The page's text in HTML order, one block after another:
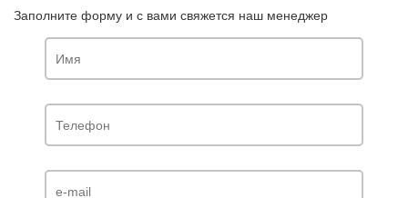
Заполните форму и с вами свяжется наш менеджер